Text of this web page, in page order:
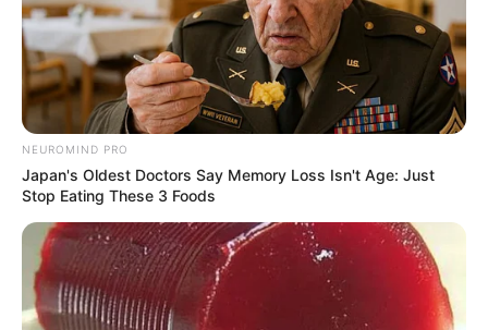
Kontroversi
–
NEUROMIND PRO
Japan's Oldest Doctors Say Memory Loss Isn't Age: Just
Stop Eating These 3 Foods